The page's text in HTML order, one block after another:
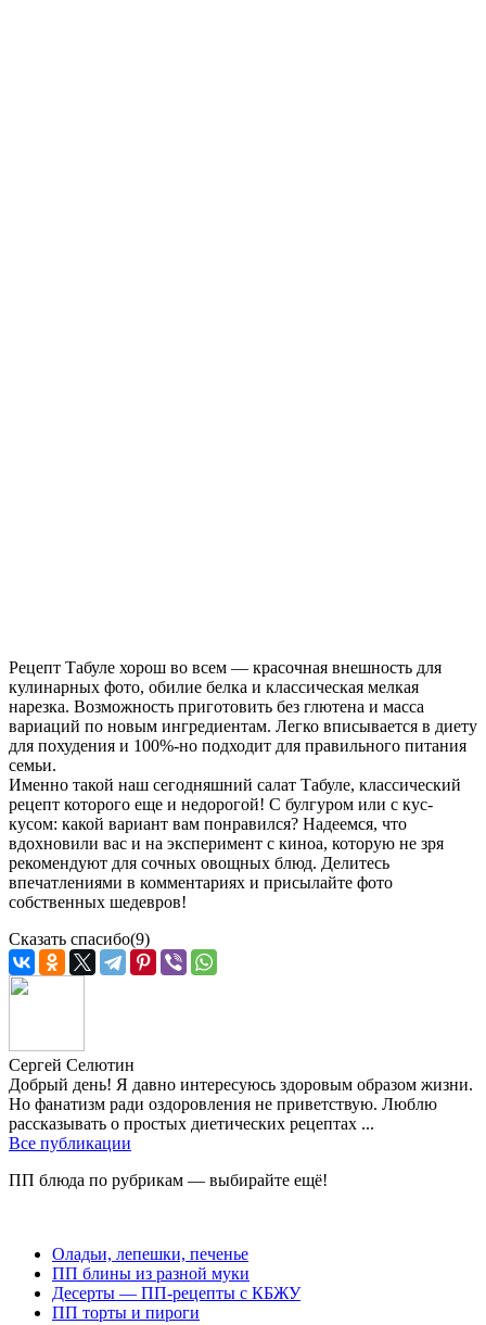
Рецепт Табуле хорош во всем — красочная внешность для
кулинарных фото, обилие белка и классическая мелкая
нарезка. Возможность приготовить без глютена и масса
вариаций по новым ингредиентам. Легко вписывается в диету
для похудения и 100%-но подходит для правильного питания
семьи.
Именно такой наш сегодняшний салат Табуле, классический
рецепт которого еще и недорогой! С булгуром или с кус-
кусом: какой вариант вам понравился? Надеемся, что
вдохновили вас и на эксперимент с киноа, которую не зря
рекомендуют для сочных овощных блюд. Делитесь
впечатлениями в комментариях и присылайте фото
собственных шедевров!
Сказать спасибо(9)
Сергей Селютин
Добрый день! Я давно интересуюсь здоровым образом жизни.
Но фанатизм ради оздоровления не приветствую. Люблю
рассказывать о простых диетических рецептах ...
Все публикации
ПП блюда по рубрикам — выбирайте ещё!
Оладьи, лепешки, печенье
ПП блины из разной муки
Десерты — ПП-рецепты с КБЖУ
ПП торты и пироги